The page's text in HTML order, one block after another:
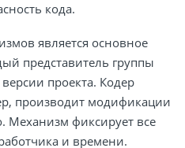
кода.
является основное
представитель группы
проекта. Кодер
производит модификации
Механизм фиксирует все
и времени.